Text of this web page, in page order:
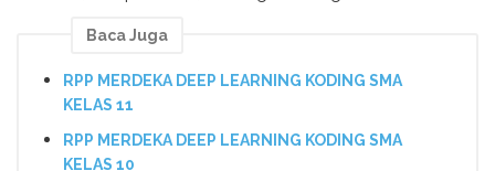
Baca Juga
RPP MERDEKA DEEP LEARNING KODING SMA
KELAS 11
RPP MERDEKA DEEP LEARNING KODING SMA
KELAS 10